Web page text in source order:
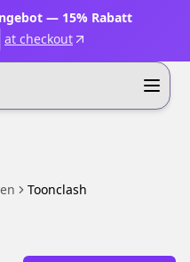
— 15% Rabatt
at checkout
Toonclash